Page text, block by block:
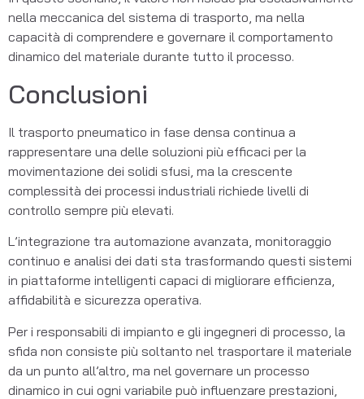
nella meccanica del sistema di trasporto, ma nella
capacità di comprendere e governare il comportamento
dinamico del materiale durante tutto il processo.
Conclusioni
Il trasporto pneumatico in fase densa continua a
rappresentare una delle soluzioni più efficaci per la
movimentazione dei solidi sfusi, ma la crescente
complessità dei processi industriali richiede livelli di
controllo sempre più elevati.
L’integrazione tra automazione avanzata, monitoraggio
continuo e analisi dei dati sta trasformando questi sistemi
in piattaforme intelligenti capaci di migliorare efficienza,
affidabilità e sicurezza operativa.
Per i responsabili di impianto e gli ingegneri di processo, la
sfida non consiste più soltanto nel trasportare il materiale
da un punto all’altro, ma nel governare un processo
dinamico in cui ogni variabile può influenzare prestazioni,